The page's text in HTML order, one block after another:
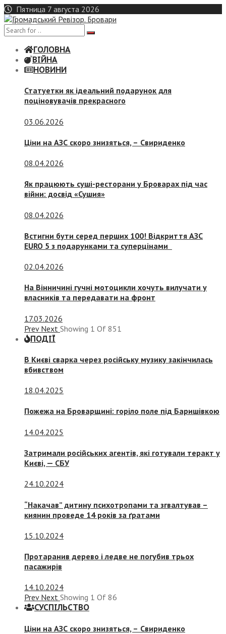
Skip
to
content
Пятница 7 августа 2026
ГОЛОВНА
ВІЙНА
НОВИНИ
Статуетки як ідеальний подарунок для
поціновувачів прекрасного
03.06.2026
Ціни на АЗС скоро знизяться, – Свириденко
08.04.2026
Як працюють суші-ресторани у Броварах під час
війни: досвід «Сушия»
08.04.2026
Встигни бути серед перших 100! Відкриття АЗС
EURO 5 з подарунками та суперцінами
02.04.2026
На Вінничині гучні мотоцикли хочуть вилучати у
власників та передавати на фронт
17.03.2026
Prev Next Showing 1 Of 851
ПОДІЇ
В Києві сварка через російську музику закінчилась
вбивством
18.04.2025
Пожежа на Броварщині: горіло поле під Баришівкою
14.04.2025
Затримали російських агентів, які готували теракт у
Києві, — СБУ
24.10.2024
“Накачав” дитину психотропами та згвалтував –
киянин проведе 14 років за ґратами
15.10.2024
Протаранив дерево і ледве не погубив трьох
пасажирів
14.10.2024
Prev Next Showing 1 Of 86
СУСПIЛЬСТВО
Ціни на АЗС скоро знизяться, – Свириденко